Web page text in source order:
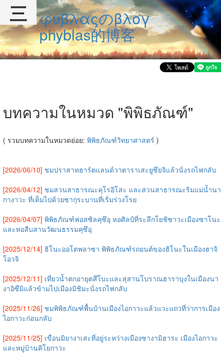
φυβλαςのβλογ
phyblas的博客
บทความในหมวด "พิพิธภัณฑ์"
( รวมบทความในหมวดย่อย: พิพิธภัณฑ์วิทยาศาสตร์ )
[2026/06/10] ชมปราสาทฮาร์ตแลนด์วาตาราเสะยูซึยจิแล้วนั่งรถไฟกลับ
[2026/04/12] ชมสวนสาธารณะคุโรอิโสะ และสวนสาธารณะริมแม่น้ำนา
กางาวะ ที่เต็มไปด้วยซากุระบานที่เริ่มร่วงโรย
[2026/04/07] พิพิธภัณฑ์ฟอสซิลคุซึอุ หอศิลป์ที่ระลึกโยชิซาวะเมืองซาโนะ
และหอสืบสานวัฒนธรรมคุซึอุ
[2025/12/14] ฮิโนะออโตพลาซา พิพิธภัณฑ์รถยนต์ของฮิโนะในเมืองฮาจิ
โอวจิ
[2025/12/11] เที่ยวน้ำตกอายุตสึโบะและสุสานโบราณฮาราบุงในเมืองนา
งาอิซึมิแล้วข้ามไปเมืองมิชิมะนั่งรถไฟกลับ
[2025/11/26] ชมพิพิธภัณฑ์พื้นบ้านเมืองไอกาวะแล้วแวะแถวที่ว่าการเมือง
ไอกาวะก่อนกลับ
[2025/11/25] เขื่อนมิยางาเสะที่อยู่ระหว่างเมืองซางามิฮาระ เมืองไอกาวะ
และหมู่บ้านคิโยกาวะ
三